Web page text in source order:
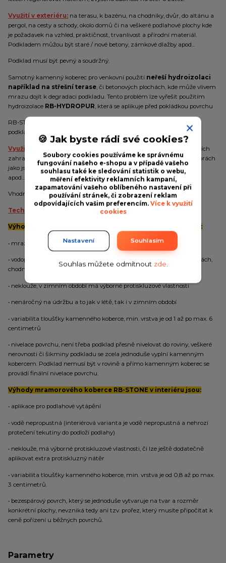
Využití v exteriéru: na terasu, k bazénu, na chodníky, dvůr, do altánu a
pergol, na cesty a schody, okolo domů či na veškeré podlahové plochy kde
je požadavek na vzhled, praktičnost, trvanlivost a přírodní materiál.
Podkladem můžou být staré / nové betony, zámkové dlažby apod...
Podklad musí být pevný a soudržný.
Samotný kamenný koberec pro venkovní použití neřeší hydroizolaci
například na střešní terase, či betonových plochách, kde může vlivem
mrazu dojít k degradaci podkladu. Tento problém lze vyřešit použitím
hydroizolace RB-HYDROPUR, která se aplikuje před pokládkou povrchu
RB-STONE. Nicméně je třeba brát v úvahu rozsah a původní stav
podkladu a dle toho zvolit vhodnou skladbu materiálu.
Využití v interiéru:
na chodbách, v kuchyních, v koupelnách, zimních
zahradách, wellness, garážích nebo také ve všech komerčních prostorách
jako jsou prodejny, vzorkovny, kanceláře, haly, restaurace, autosalony
apod...
Vhodný pro všechny druhyPODLAHOVÉHO TOPENÍ.
Technické informace:
Výhody mramorového koberce RB-STONE v exteriéru jsou:
• mrazuvzdorný
• vodopropustný (netvoří se kaluže, což je výhoda na příjezdových cestách,
chodnících a u bazénů)
• neklouže, v zimním období má výborné protiskluzové vlastnosti
• nenáročný na údržbu a to jak v létě, tak i v zimním období
• variabilita tloušťky kamenného koberce, min. vrstva je od 1 až po max. 6
centimetrů
• nivelace povrchu, není třeba podklad přesně nivelovat do roviny, veškeré
nerovnosti či šikminy podkladu se zcela jednoduše vyplní kamenným
kobercem. Podklad nemusí být v rovině a přímo kamenným koberec se
provádí finální nivelace povrchu.
Výhody mramorového koberce RB-STONE v interiéru jsou:
• aplikace pro podlahové vytápění
• vodě nepropustná (interiérová varianta je vodě nepropustná a nehrozí
protečení tekutiny do podloží podlahy)
• neklouže, má výborné protiskluzové vlastnosti, či lze ještě dodatečně
aplikovat extra protiskluzný nátěr
• variabilita tloušťky kamenného koberce, min. vrstva je od 0,8 až po max.
3 centimetrů.
• bezespárový povrch, který se jednoduše vytvaruje na tvar a rozměr
konkrétní plochy, nevzniká tedy ani tzv. prořez, který musíte připočítat k
ceně pořízení u běžných povrchů.
Parametry
🍪 Jak byste rádi své cookies?
Soubory cookies používáme ke správnému
fungování našeho e-shopu a v případě vašeho
souhlasu také ke sledování statistik o webu,
měření efektivity reklamních kampaní,
zapamatování vašeho oblíbeného nastavení při
používání stránek, či zobrazení reklam
odpovídajících vašim preferencím. Více k využití
cookies
Nastavení Souhlasím
Souhlas můžete odmítnout zde.